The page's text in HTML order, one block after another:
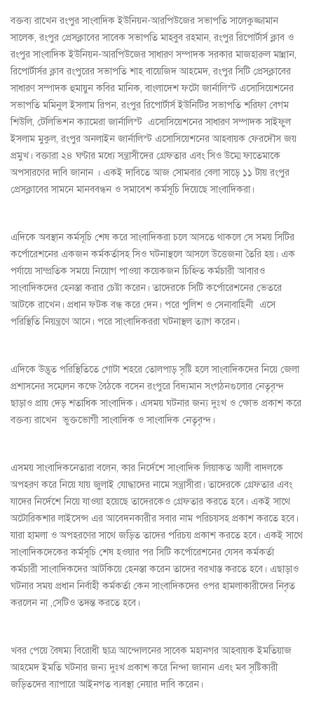
বক্তব্য রাখেন রংপুর সাংবাদিক ইউনিয়ন-আরপিউজের সভাপতি সালেকুজ্জামান
সালেক, রংপুর প্রেসক্লাবের সাবেক সভাপতি মাহবুব রহমান, রংপুর রিপোর্টার্স ক্লাব ও
রংপুর সাংবাদিক ইউনিয়ন-আরপিউজের সাধারণ সম্পাদক সরকার মাজহারুল মান্নান,
রিপোর্টার্সর ক্লাব রংপুরের সভাপতি শাহ বায়েজিদ আহমেদ, রংপুর সিটি প্রেসক্লাবের
সাধারণ সম্পাদক হুমায়ুন কবির মানিক, বাংলাদেশ ফটো জার্নালিস্ট এসোসিয়েশনের
সভাপতি মমিনুল ইসলাম রিপন, রংপুর রিপোর্টার্স ইউনিটির সভাপতি শরিফা বেগম
শিউলি, টেলিভিশন ক্যামেরা জার্নালিস্ট এসোসিয়েশনের সাধারণ সম্পাদক সাইফুল
ইসলাম মুকুল, রংপুর অনলাইন জার্নালিস্ট এসোসিয়েশনের আহবায়ক ফেরদৌস জয়
প্রমুখ। বক্তারা ২৪ ঘণ্টার মধ্যে সন্ত্রাসীদের গ্রেফতার এবং সিও উম্মে ফাতেমাকে
অপসারণের দাবি জানান । একই দাবিতে আজ সোমবার বেলা সাড়ে ১১ টায় রংপুর
প্রেসক্লাবের সামনে মানববন্ধন ও সমাবেশ কর্মসূচি দিয়েছে সাংবাদিকরা।
এদিকে অবস্থান কর্মসূচি শেষ করে সাংবাদিকরা চলে আসতে থাকলে সে সময় সিটির
কর্পোরেশনের একজন কর্মকর্তাসহ সিও ঘটনাস্থলে আসলে উত্তেজনা তৈরি হয়। এক
পর্যায়ে সাম্প্রতিক সময়ে নিয়োগ পাওয়া কয়েকজন চিহ্নিত কর্মচারী আবারও
সাংবাদিকদের হেনস্তা করার চেষ্টা করেন। তাদেরকে সিটি কর্পোরেশনের ভেতরে
আটকে রাখেন। প্রধান ফটক বন্ধ করে দেন। পরে পুলিশ ও সেনাবাহিনী এসে
পরিস্থিতি নিয়ন্ত্রণে আনে। পরে সাংবাদিকররা ঘটনাস্থল ত্যাগ করেন।
এদিকে উদ্ভূত পরিস্থিতিতে গোটা শহরে তোলপাড় সৃষ্টি হলে সাংবাদিকদের নিয়ে জেলা
প্রশাসনের সম্মেলন কক্ষে বৈঠকে বসেন রংপুরে বিদ্যমান সংগঠনগুলোর নেতৃবৃন্দ
ছাড়াও প্রায় দেড় শতাধিক সাংবাদিক। এসময় ঘটনার জন্য দুঃখ ও ক্ষোভ প্রকাশ করে
বক্তব্য রাখেন ভুক্তভোগী সাংবাদিক ও সাংবাদিক নেতৃবৃন্দ।
এসময় সাংবাদিকনেতারা বলেন, কার নির্দেশে সাংবাদিক লিয়াকত আলী বাদলকে
অপহরণ করে নিয়ে যায় জুলাই যোদ্ধাদের নামে সন্ত্রাসীরা। তাদেরকে গ্রেফতার এবং
যাদের নির্দেশে নিয়ে যাওয়া হয়েছে তাদেরকেও গ্রেফতার করতে হবে। একই সাথে
অটোরিকশার লাইসেন্স এর আবেদনকারীর সবার নাম পরিচয়সহ প্রকাশ করতে হবে।
যারা হামলা ও অপহরণের সাথে জড়িত তাদের পরিচয় প্রকাশ করতে হবে। একই সাথে
সাংবাদিকদেকের কর্মসূচি শেষ হওয়ার পর সিটি কর্পোরেশনের যেসব কর্মকর্তা
কর্মচারী সাংবাদিকদের আটকিয়ে হেনস্তা করেন তাদের বরখাস্ত করতে হবে। এছাড়াও
ঘটনার সময় প্রধান নির্বাহী কর্মকর্তা কেন সাংবাদিকদের ওপর হামলাকারীদের নিবৃত
করলেন না ,সেটিও তদন্ত করতে হবে।
খবর পেয়ে বৈষম্য বিরোধী ছাত্র আন্দোলনের সাবেক মহানগর আহবায়ক ইমতিয়াজ
আহমেদ ইমতি ঘটনার জন্য দুঃখ প্রকাশ করে নিন্দা জানান এবং মব সৃষ্টিকারী
জড়িতদের ব্যাপারে আইনগত ব্যবস্থা নেয়ার দাবি করেন।